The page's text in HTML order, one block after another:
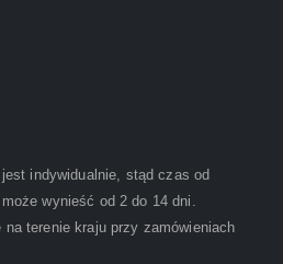
indywidualnie, stąd czas od
wynieść od 2 do 14 dni.
terenie kraju przy zamówieniach